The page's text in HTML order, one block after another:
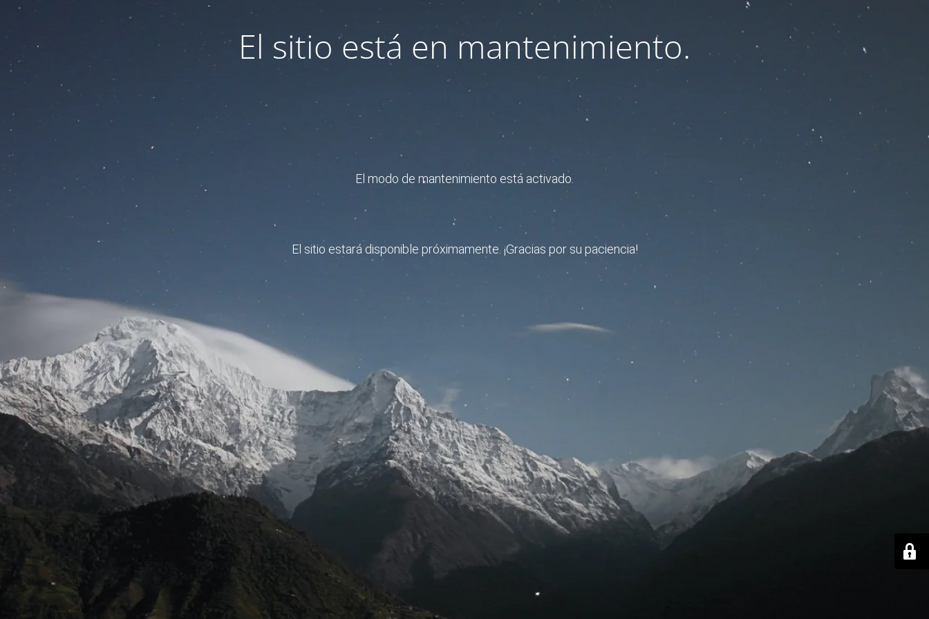
El sitio está en mantenimiento.
El modo de mantenimiento está activado.
El sitio estará disponible próximamente. ¡Gracias por su paciencia!